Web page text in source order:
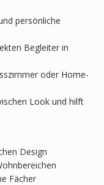
persönliche
Begleiter in
oder Home-
Look und hilft
Design
Fächer